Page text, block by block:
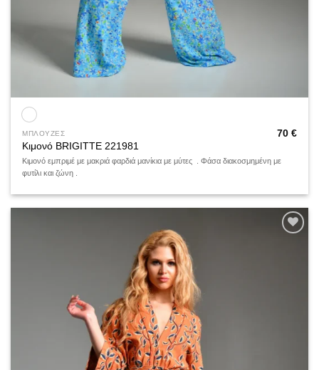
ΜΠΛΟΥΖΕΣ
Κιμονό BRIGITTE 221981
70 €
Κιμονό εμπριμέ με μακριά φαρδιά μανίκια με μύτες . Φάσα διακοσμημένη με
φυτίλι και ζώνη .